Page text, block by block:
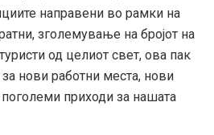
направени во рамки на
зголемување на бројот на
од целиот свет, ова пак
нови работни места, нови
приходи за нашата